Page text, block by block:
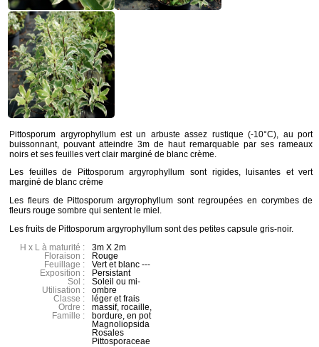
Pittosporum argyrophyllum est un arbuste assez rustique (-10°C), au port
buissonnant, pouvant atteindre 3m de haut remarquable par ses rameaux
noirs et ses feuilles vert clair marginé de blanc crème.
Les feuilles de Pittosporum argyrophyllum sont rigides, luisantes et vert
marginé de blanc crème
Les fleurs de Pittosporum argyrophyllum sont regroupées en corymbes de
fleurs rouge sombre qui sentent le miel.
Les fruits de Pittosporum argyrophyllum sont des petites capsule gris-noir.
H x L à maturité :
Floraison :
Feuillage :
Exposition :
Sol :
Utilisation :
Classe :
Ordre :
Famille :
3m X 2m
Rouge
Vert et blanc ---
Persistant
Soleil ou mi-
ombre
léger et frais
massif, rocaille,
bordure, en pot
Magnoliopsida
Rosales
Pittosporaceae